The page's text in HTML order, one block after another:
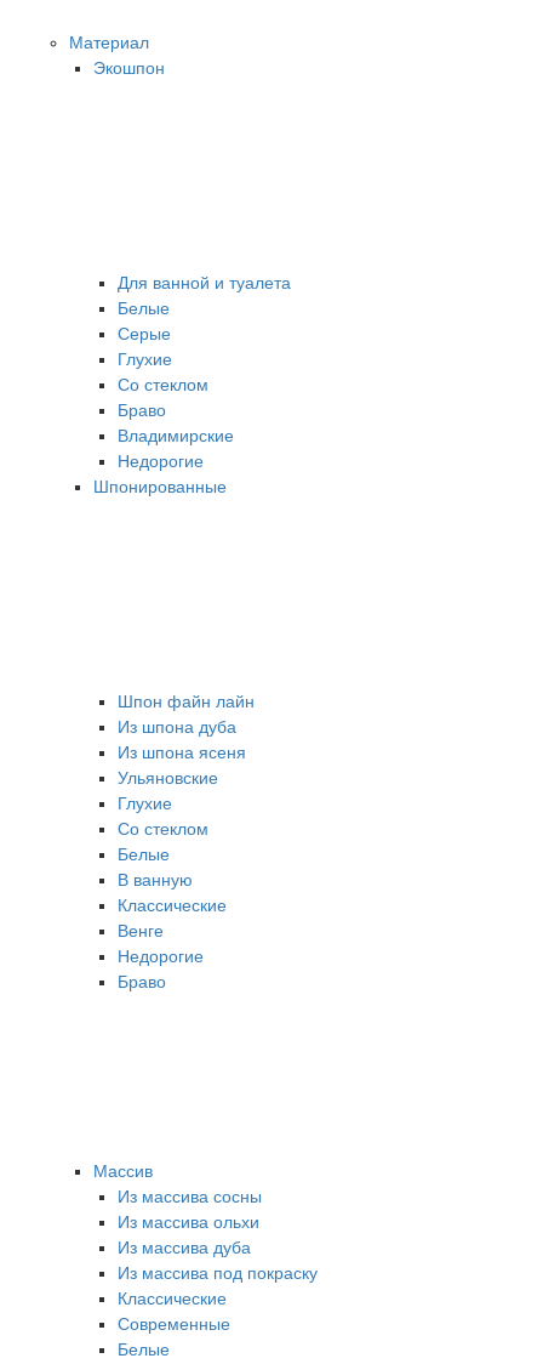
Материал
Экошпон
Для ванной и туалета
Белые
Серые
Глухие
Со стеклом
Браво
Владимирские
Недорогие
Шпонированные
Шпон файн лайн
Из шпона дуба
Из шпона ясеня
Ульяновские
Глухие
Со стеклом
Белые
В ванную
Классические
Венге
Недорогие
Браво
Массив
Из массива сосны
Из массива ольхи
Из массива дуба
Из массива под покраску
Классические
Современные
Белые